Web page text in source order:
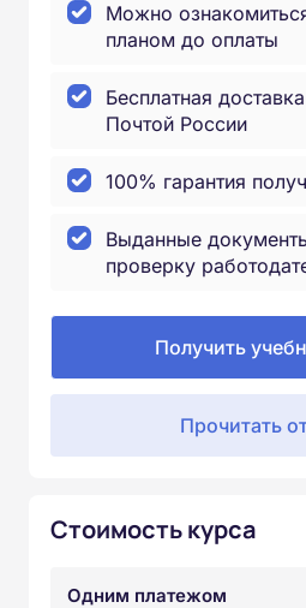
Можно
планом до оплаты
Бесплатная
Почтой России
100% гарантия
Выданные
проверку
Получить
Прочитать
Стоимость курса
Одним платежом